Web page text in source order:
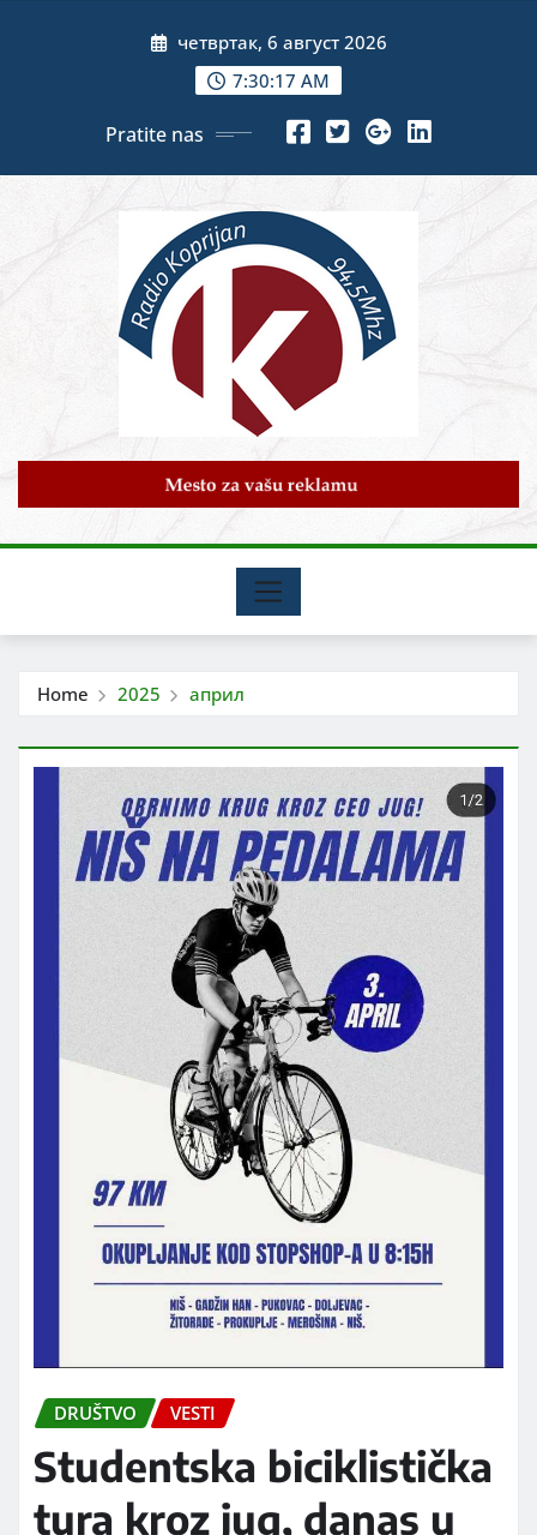
четвртак, 6 август 2026
7:30:19 AM
Pratite nas
Home 2025 април
DRUŠTVO VESTI
Studentska biciklistička
tura kroz jug, danas u